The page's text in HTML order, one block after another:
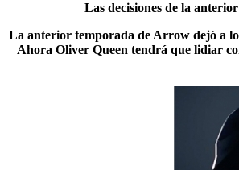
Las decisiones de la
La anterior temporada de Arrow dejó a
Ahora Oliver Queen tendrá que lidiar